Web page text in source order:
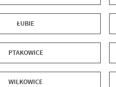
ŁUBIE
PTAKOWICE
WILKOWICE